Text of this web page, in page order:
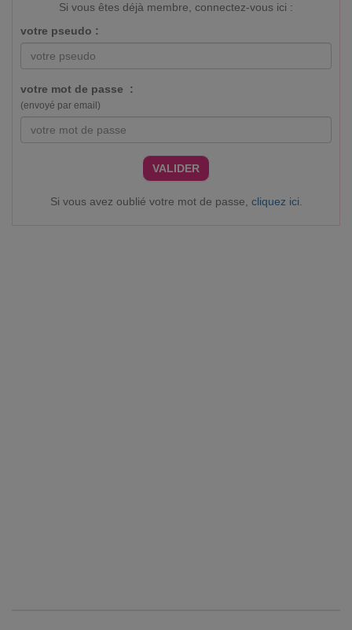
Si vous êtes déjà membre, connectez-vous ici :
votre pseudo :
votre mot de passe :
(envoyé par email)
VALIDER
Si vous avez oublié votre mot de passe, cliquez ici